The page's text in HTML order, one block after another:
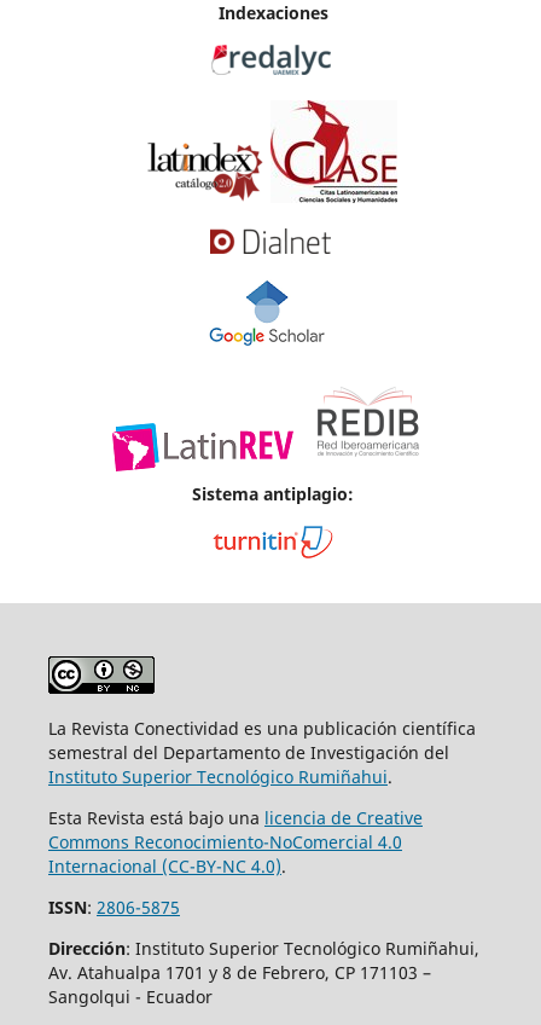
Indexaciones
Sistema antiplagio:
La Revista Conectividad es una publicación científica
semestral del Departamento de Investigación del
Instituto Superior Tecnológico Rumiñahui.
Esta Revista está bajo una licencia de Creative
Commons Reconocimiento-NoComercial 4.0
Internacional (CC-BY-NC 4.0).
ISSN: 2806-5875
Dirección: Instituto Superior Tecnológico Rumiñahui,
Av. Atahualpa 1701 y 8 de Febrero, CP 171103 –
Sangolqui - Ecuador